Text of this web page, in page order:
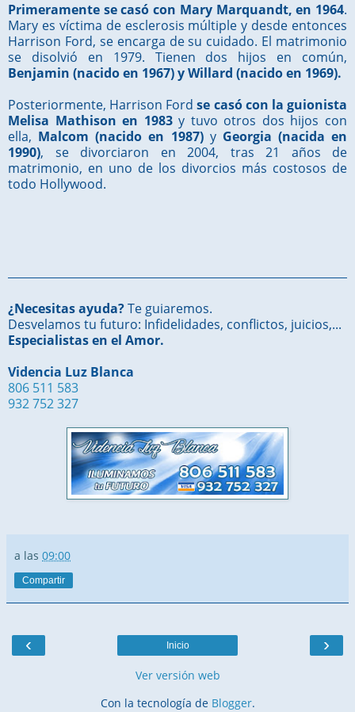
Primeramente se casó con Mary Marquandt, en 1964.
Mary es víctima de esclerosis múltiple y desde entonces
Harrison Ford, se encarga de su cuidado. El matrimonio
se disolvió en 1979. Tienen dos hijos en común,
Benjamin (nacido en 1967) y Willard (nacido en 1969).
Posteriormente, Harrison Fordse casó con la guionista
Melisa Mathison en 1983y tuvo otros dos hijos con
ella, Malcom (nacido en 1987)y Georgia (nacida en
1990), se divorciaron en 2004, tras 21 años de
matrimonio, en uno de los divorcios más costosos de
todo Hollywood.
¿Necesitas ayuda?Te guiaremos.
Desvelamos tu futuro: Infidelidades, conflictos, juicios,...
Especialistas en el Amor.
Videncia Luz Blanca
806 511 583
932 752 327
a las 09:00
Compartir
‹ ›
Inicio
Ver versión web
Con la tecnología de Blogger.